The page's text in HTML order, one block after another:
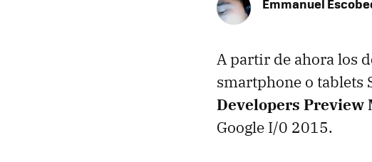
Emmanuel
A partir de ahora los
smartphone o tablets
Developers Preview
Google I/0 2015.